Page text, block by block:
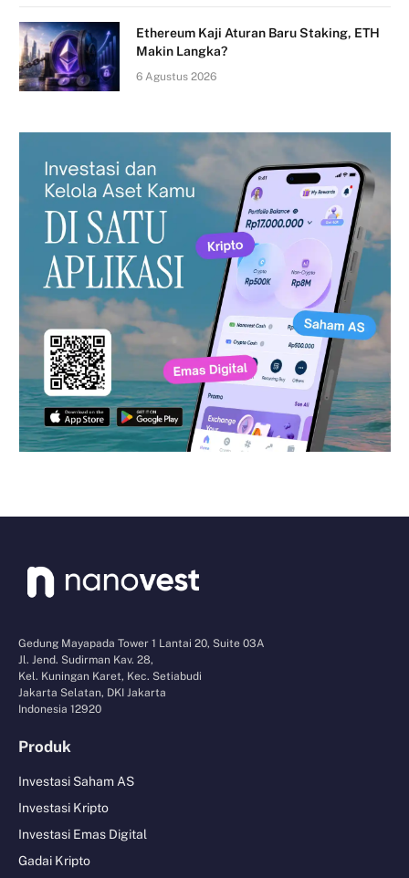
Ethereum Kaji Aturan Baru Staking, ETH
Makin Langka?
6 Agustus 2026
Gedung Mayapada Tower 1 Lantai 20, Suite 03A
Jl. Jend. Sudirman Kav. 28,
Kel. Kuningan Karet, Kec. Setiabudi
Jakarta Selatan, DKI Jakarta
Indonesia 12920
Produk
Investasi Saham AS
Investasi Kripto
Investasi Emas Digital
Gadai Kripto